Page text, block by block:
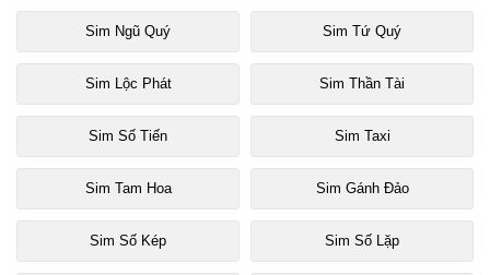
Sim Ngũ Quý Sim Tứ Quý
Sim Lộc Phát Sim Thần Tài
Sim Số Tiến Sim Taxi
Sim Tam Hoa Sim Gánh Đảo
Sim Số Kép Sim Số Lặp